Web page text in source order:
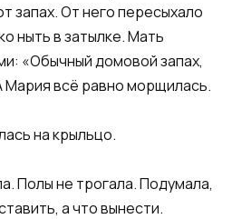
запах. От него пересыхало
ныть в затылке. Мать
«Обычный домовой запах,
Мария всё равно морщилась.
на крыльцо.
Полы не трогала. Подумала,
а что вынести.